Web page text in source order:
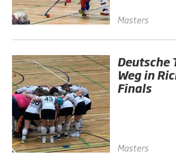
Masters
Deutsche
Weg in
Finals
Masters